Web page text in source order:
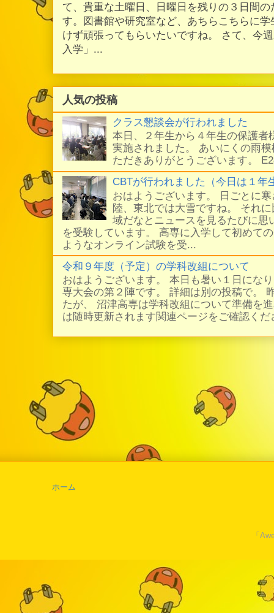
て、貴重な土曜日、日曜日を残りの３日間
す。図書館や研究室など、あちらこちらに
けず頑張ってもらいたいですね。 さて、今
入学」...
人気の投稿
クラス懇談会が行われました
本日、２年生から４年生の保護者
実施されました。 あいにくの雨
ただきありがとうございます。
CBTが行われました（今日は１年
おはようございます。 日ごとに
陸、東北では大雪ですね。 それ
域だなとニュースを見るたびに思
を受験しています。 高専に入学して初めて
ようなオンライン試験を受...
令和９年度（予定）の学科改組について
おはようございます。 本日も暑い１日にな
専大会の第２陣です。 詳細は別の投稿で。
たが、 沼津高専は学科改組について準備を
は随時更新されます関連ページをご確認く
ホーム
「